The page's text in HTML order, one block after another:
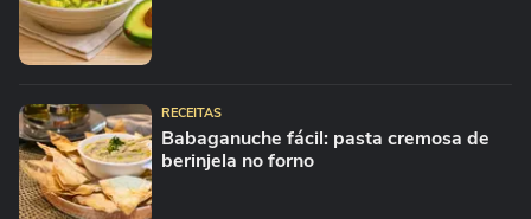
RECEITAS
Babaganuche fácil: pasta cremosa de
berinjela no forno